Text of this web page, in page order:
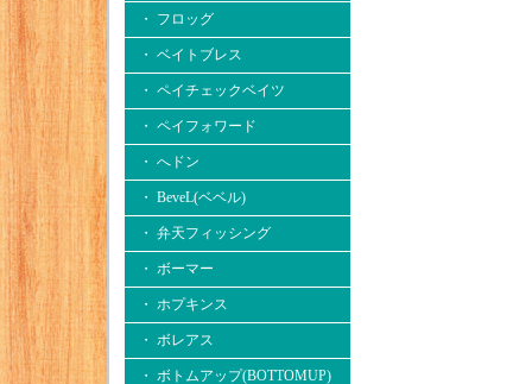
・ フロッグ
・ ベイトブレス
・ ペイチェックベイツ
・ ペイフォワード
・ へドン
・ BeveL(ベベル)
・ 弁天フィッシング
・ ボーマー
・ ホプキンス
・ ボレアス
・ ボトムアップ(BOTTOMUP)